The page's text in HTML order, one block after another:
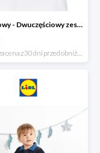
Hit cenowy - Dwuczęściowy zestaw chłopięcy
*najniższa cena z 30 dni przed obniżką